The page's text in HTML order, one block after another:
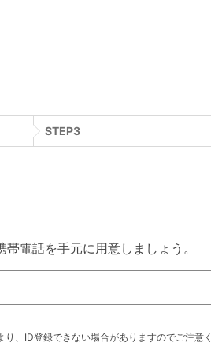
STEP3
電話を手元に用意しましょう。
、ID登録できない場合がありますのでご注意く